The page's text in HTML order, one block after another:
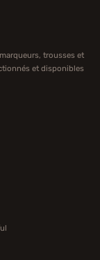
trousses et
et disponibles